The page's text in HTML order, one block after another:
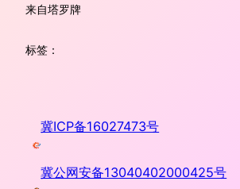
来自塔罗牌
标签：
冀ICP备16027473号
冀公网安备13040402000425号